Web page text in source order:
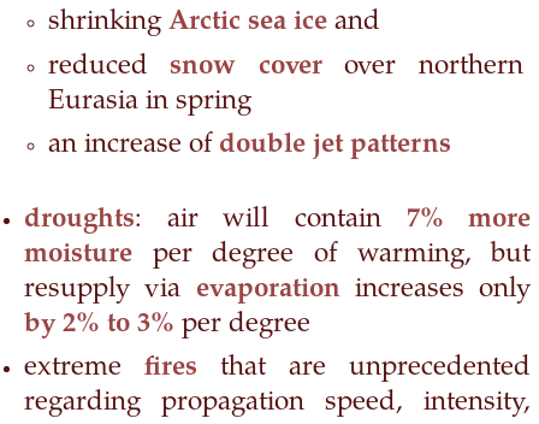
shrinking Arctic sea ice and
reduced snow coverover northern
Eurasia in spring
an increase of double jet patterns
droughts: air will contain 7% more
moisture per degree of warming, but
resupply via evaporation increases only
by 2% to 3% per degree
extremefires that are unprecedented
regarding propagation speed, intensity,